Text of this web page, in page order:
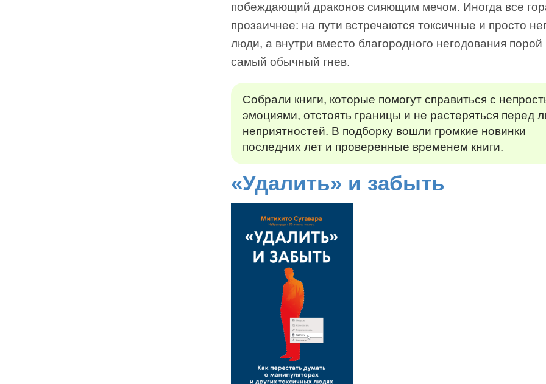
побеждающий драконов сияющим мечом. Иногда все
прозаичнее: на пути встречаются токсичные и просто
люди, а внутри вместо благородного негодования порой
самый обычный гнев.
Собрали книги, которые помогут справиться с
эмоциями, отстоять границы и не растеряться перед
неприятностей. В подборку вошли громкие новинки
последних лет и проверенные временем книги.
«Удалить» и забыть